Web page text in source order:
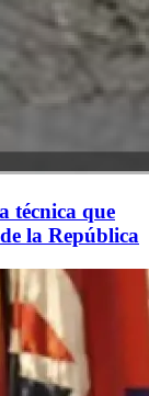
técnica que
la República